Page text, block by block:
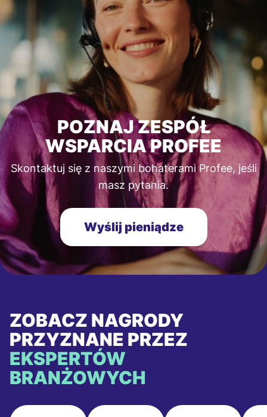
POZNAJ ZESPÓŁ
WSPARCIA PROFEE
Skontaktuj się z naszymi bohaterami Profee, jeśli
masz pytania.
Wyślij pieniądze
ZOBACZ NAGRODY
PRZYZNANE PRZEZ
EKSPERTÓW
BRANŻOWYCH